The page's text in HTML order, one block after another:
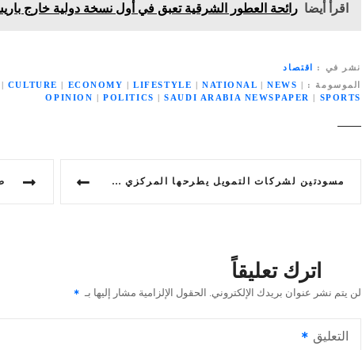
اقرأ أيضا رائحة العطور الشرقية تعبق في أول نسخة دولية خارج
نشر في
اقتصاد
الموسومة
| CULTURE | ECONOMY |LIFESTYLE |NATIONAL |NEWS |
OPINION |POLITICS |SAUDI ARABIA NEWSPAPER | SPORTS
ا
مسودتين لشركات التمويل يطرحها المركزي السعودي لمرئيات العموم
اترك تعليقاً
لن يتم نشر عنوان بريدك الإلكتروني. الحقول الإلزامية مشار إليها بـ
التعليق